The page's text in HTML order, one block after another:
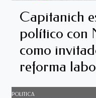
Capitanich
político con
como
reforma
POLITICA